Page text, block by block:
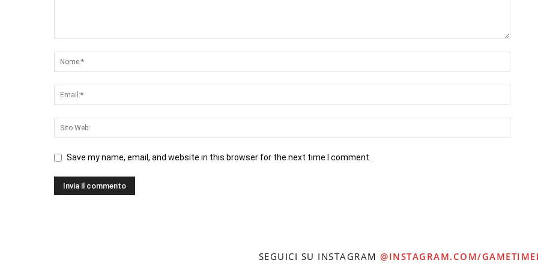
Save my name, email, and website in this browser for the next time I comment.
SEGUICI SU INSTAGRAM @INSTAGRAM.COM/